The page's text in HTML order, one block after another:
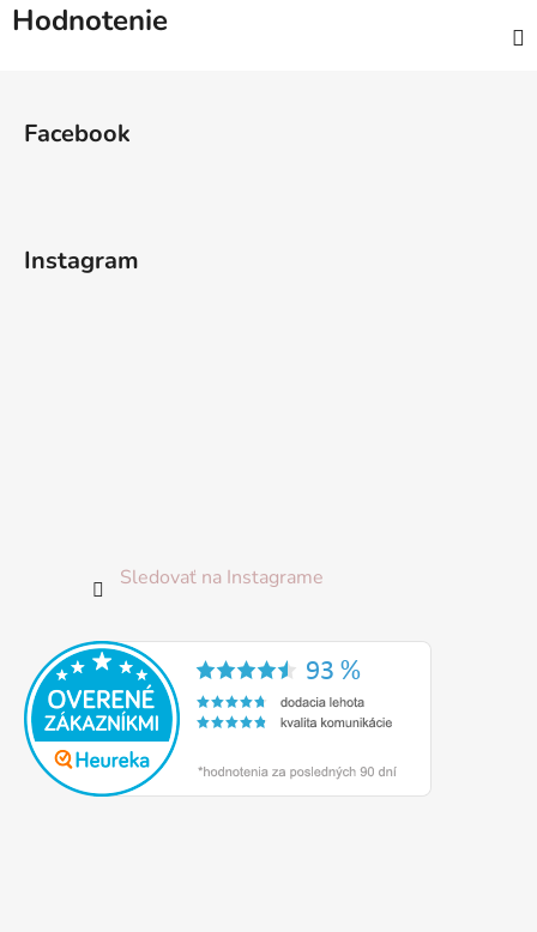
Hodnotenie
Facebook
Instagram
Sledovať na Instagrame